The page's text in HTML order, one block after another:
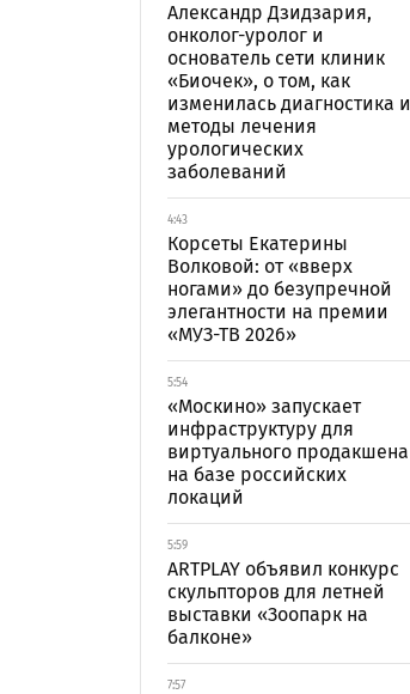
Александр Дзидзария,
онколог-уролог и
основатель сети клиник
«Биочек», о том, как
изменилась диагностика и
методы лечения
урологических
заболеваний
4:43
Корсеты Екатерины
Волковой: от «вверх
ногами» до безупречной
элегантности на премии
«МУЗ-ТВ 2026»
5:54
«Москино» запускает
инфраструктуру для
виртуального продакшена
на базе российских
локаций
5:59
ARTPLAY объявил конкурс
скульпторов для летней
выставки «Зоопарк на
балконе»
7:57